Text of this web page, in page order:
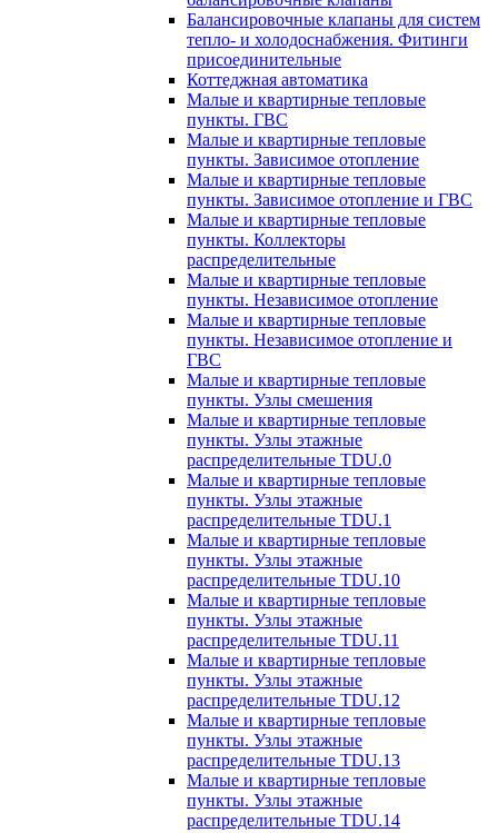
Балансировочные клапаны для систем
тепло- и холодоснабжения. Фитинги
присоединительные
Коттеджная автоматика
Малые и квартирные тепловые
пункты. ГВС
Малые и квартирные тепловые
пункты. Зависимое отопление
Малые и квартирные тепловые
пункты. Зависимое отопление и ГВС
Малые и квартирные тепловые
пункты. Коллекторы
распределительные
Малые и квартирные тепловые
пункты. Независимое отопление
Малые и квартирные тепловые
пункты. Независимое отопление и
ГВС
Малые и квартирные тепловые
пункты. Узлы смешения
Малые и квартирные тепловые
пункты. Узлы этажные
распределительные TDU.0
Малые и квартирные тепловые
пункты. Узлы этажные
распределительные TDU.1
Малые и квартирные тепловые
пункты. Узлы этажные
распределительные TDU.10
Малые и квартирные тепловые
пункты. Узлы этажные
распределительные TDU.11
Малые и квартирные тепловые
пункты. Узлы этажные
распределительные TDU.12
Малые и квартирные тепловые
пункты. Узлы этажные
распределительные TDU.13
Малые и квартирные тепловые
пункты. Узлы этажные
распределительные TDU.14